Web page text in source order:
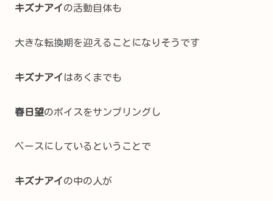
キズナアイの活動自体も
大きな転換期を迎えることになりそうです
キズナアイ はあくまでも
春日望のボイスをサンプリングし
ベースにしているということで
キズナアイの中の人が